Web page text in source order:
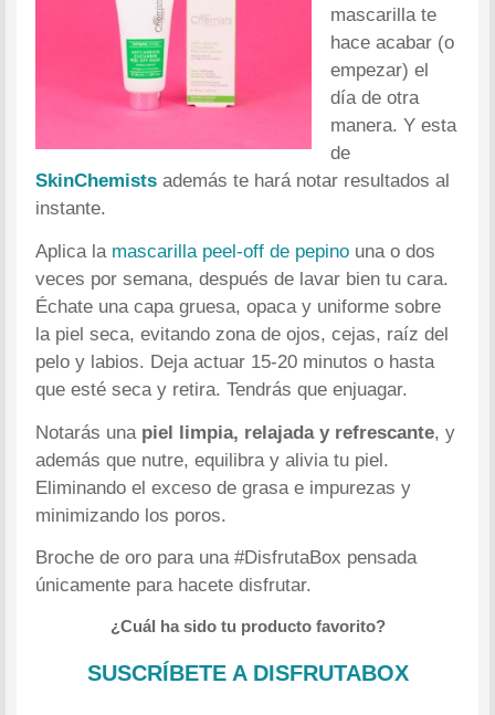
mascarilla te
hace acabar (o
empezar) el
día de otra
manera. Y esta
de
SkinChemistsademás te hará notar resultados al
instante.
Aplica lamascarilla peel-off de pepino una o dos
veces por semana, después de lavar bien tu cara.
Échate una capa gruesa, opaca y uniforme sobre
la piel seca, evitando zona de ojos, cejas, raíz del
pelo y labios. Deja actuar 15-20 minutos o hasta
que esté seca y retira. Tendrás que enjuagar.
Notarás una piel limpia, relajada y refrescante, y
además que nutre, equilibra y alivia tu piel.
Eliminando el exceso de grasa e impurezas y
minimizando los poros.
Broche de oro para una #DisfrutaBox pensada
únicamente para hacete disfrutar.
¿Cuál ha sido tu producto favorito?
SUSCRÍBETE A DISFRUTABOX